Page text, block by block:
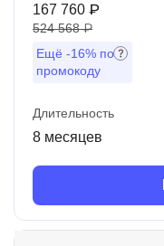
167 760 ₽
524 568 ₽
Ещё -16% по
промокоду
Длительность
8 месяцев